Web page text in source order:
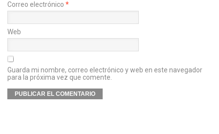
Correo electrónico *
Web
Guarda mi nombre, correo electrónico y web en este navegador
para la próxima vez que comente.